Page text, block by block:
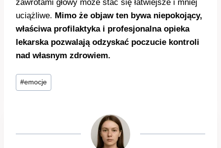
zawrotami głowy może stać się łatwiejsze i mniej
uciążliwe. Mimo że objaw ten bywa niepokojący,
właściwa profilaktyka i profesjonalna opieka
lekarska pozwalają odzyskać poczucie kontroli
nad własnym zdrowiem.
Tagi
wpisu:
#emocje